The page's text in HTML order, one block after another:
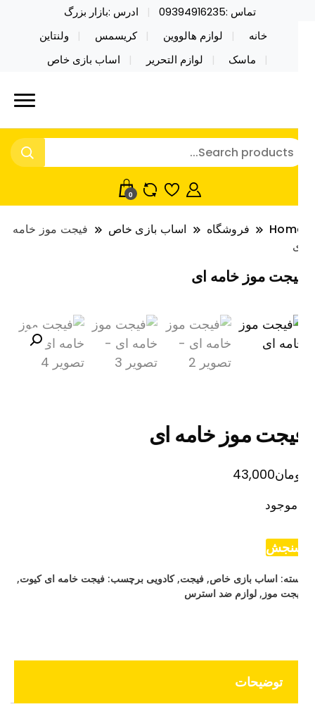
تماس :09394916235
ادرس :بازار بزرگ
خانه
لوازم هالووین کریسمس
ولنتاین
ماسک
لوازم التحریر اساب بازی خاص
تاین کادویی کریسمس اکسسوری
محصولات خاص فیجت اسباب بازی تراول ماگ نایکر
فروش عمده لوازم هالووین ولن تاین کادویی
اکسسوری ماسک در واردات مستقیم
0
فروشگاه اساب بازی خاص
فیجت موز خامه
موز خامه ای
موز خامه ای
43,000
اساب بازی خاص,فیجت,کادویی برچسب:فیجت خامه ای کیوت,
موز ,لوازم ضد استرس
توضیحات